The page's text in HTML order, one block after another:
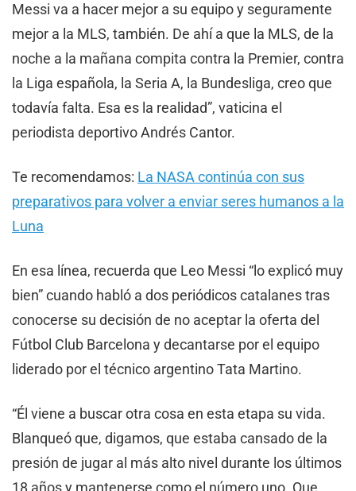
Messi va a hacer mejor a su equipo y seguramente
mejor a la MLS, también. De ahí a que la MLS, de la
noche a la mañana compita contra la Premier, contra
la Liga española, la Seria A, la Bundesliga, creo que
todavía falta. Esa es la realidad”, vaticina el
periodista deportivo Andrés Cantor.
Te recomendamos: La NASA continúa con sus
preparativos para volver a enviar seres humanos a la
Luna
En esa línea, recuerda que Leo Messi “lo explicó muy
bien” cuando habló a dos periódicos catalanes tras
conocerse su decisión de no aceptar la oferta del
Fútbol Club Barcelona y decantarse por el equipo
liderado por el técnico argentino Tata Martino.
“Él viene a buscar otra cosa en esta etapa su vida.
Blanqueó que, digamos, que estaba cansado de la
presión de jugar al más alto nivel durante los últimos